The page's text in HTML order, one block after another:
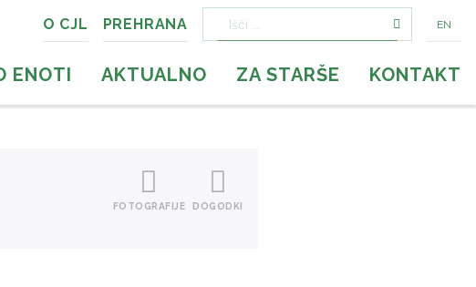
EN
O CJL PREHRANA
ENOTI AKTUALNO ZA STARŠE KONTAKT
DOGODKI
FOTOGRAFIJE